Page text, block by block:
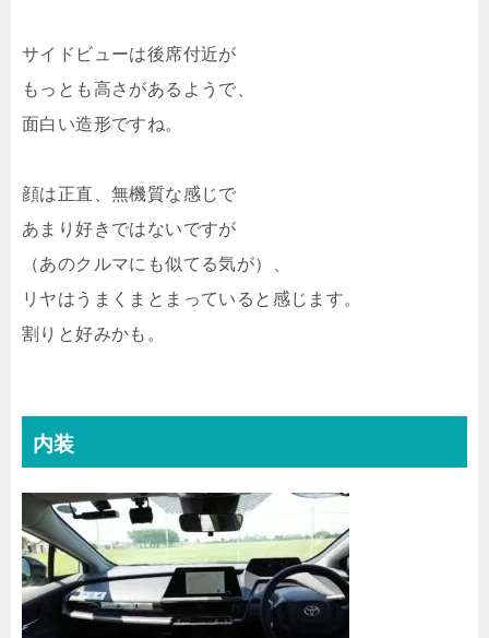
サイドビューは後席付近が
もっとも高さがあるようで、
面白い造形ですね。
顔は正直、無機質な感じで
あまり好きではないですが
（あのクルマにも似てる気が）、
リヤはうまくまとまっていると感じます。
割りと好みかも。
内装